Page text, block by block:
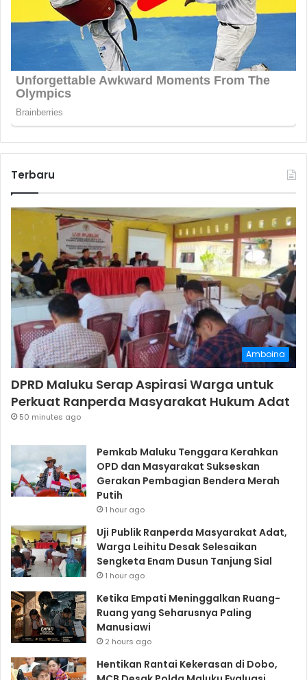
Terbaru
Amboina
DPRD Maluku Serap Aspirasi Warga untuk
Perkuat Ranperda Masyarakat Hukum Adat
50 minutes ago
Pemkab Maluku Tenggara Kerahkan
OPD dan Masyarakat Sukseskan
Gerakan Pembagian Bendera Merah
Putih
1 hour ago
Uji Publik Ranperda Masyarakat Adat,
Warga Leihitu Desak Selesaikan
Sengketa Enam Dusun Tanjung Sial
1 hour ago
Ketika Empati Meninggalkan Ruang-
Ruang yang Seharusnya Paling
Manusiawi
2 hours ago
Hentikan Rantai Kekerasan di Dobo,